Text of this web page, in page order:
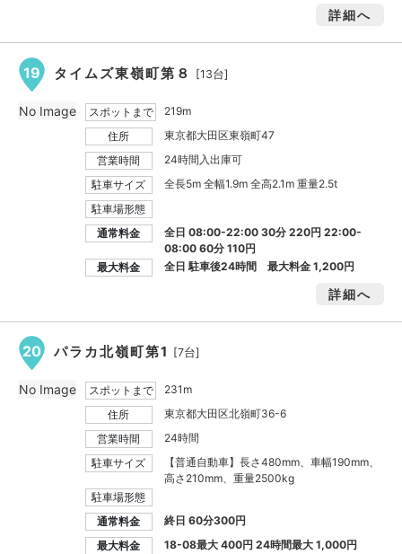
詳細へ
19 タイムズ東嶺町第８ [13台]
スポットまで
219m
住所
東京都大田区東嶺町47
営業時間
24時間入出庫可
駐車サイズ
全長5m 全幅1.9m 全高2.1m 重量2.5t
駐車場形態
通常料金
全日 08:00-22:00 30分 220円 22:00-
08:00 60分 110円
最大料金
全日 駐車後24時間 最大料金1,200円
詳細へ
No Image
20 パラカ北嶺町第1 [7台]
スポットまで
231m
住所
東京都大田区北嶺町36-6
営業時間
24時間
駐車サイズ
【普通自動車】長さ480mm、車幅190mm、
高さ210mm、重量2500kg
駐車場形態
通常料金
終日 60分300円
最大料金
18-08最大400円24時間最大1,000円
No Image